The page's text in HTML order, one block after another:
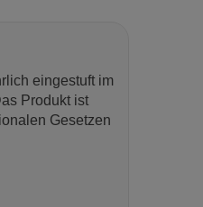
eingestuft im
Produkt ist
Gesetzen